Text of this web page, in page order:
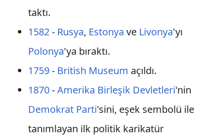
taktı.
1582- Rusya, Estonya ve Livonya'yı
Polonya'ya bıraktı.
1759- British Museum açıldı.
1870-Amerika Birleşik Devletleri'nin
Demokrat Parti'sini, eşek sembolü ile
tanımlayan ilk politik karikatür